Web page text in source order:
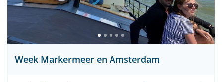
Week Markermeer en Amsterdam